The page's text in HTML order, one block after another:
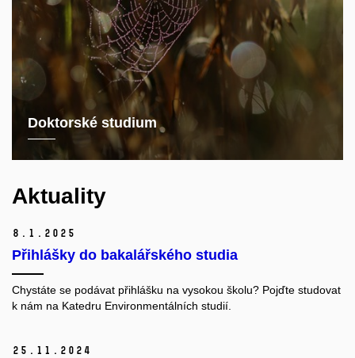
Doktorské studium
Aktuality
8. 1. 2025
Přihlášky do bakalářského studia
Chystáte se podávat přihlášku na vysokou školu? Pojďte studovat
k nám na Katedru Environmentálních studií.
25. 11. 2024